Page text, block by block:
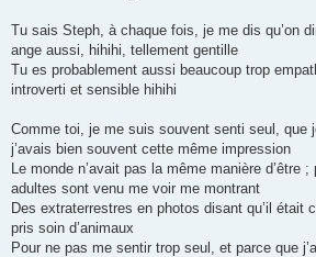
Tu sais Steph, à chaque fois, je me dis qu’on
ange aussi, hihihi, tellement gentille
Tu es probablement aussi beaucoup trop
introverti et sensible hihihi
Comme toi, je me suis souvent senti seul, que
j’avais bien souvent cette même impression
Le monde n’avait pas la même manière d’être
adultes sont venu me voir me montrant
Des extraterrestres en photos disant qu’il était
pris soin d’animaux
Pour ne pas me sentir trop seul, et parce que